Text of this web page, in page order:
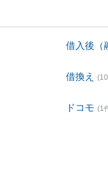
借入後（
借換え
ドコモ (1